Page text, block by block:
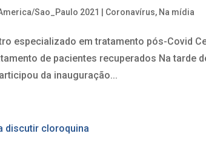
Sao_Paulo 2021 Coronavírus, Na mídia
especializado em tratamento pós-Covid
de pacientes recuperados Na tarde
da inauguração...